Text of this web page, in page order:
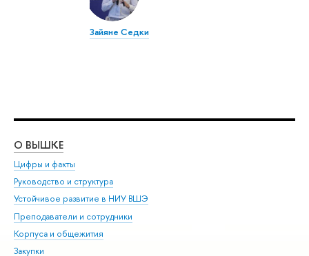
Зайяне Седки
О ВЫШКЕ
Цифры и факты
Руководство и структура
Устойчивое развитие в НИУ ВШЭ
Преподаватели и сотрудники
Корпуса и общежития
Закупки